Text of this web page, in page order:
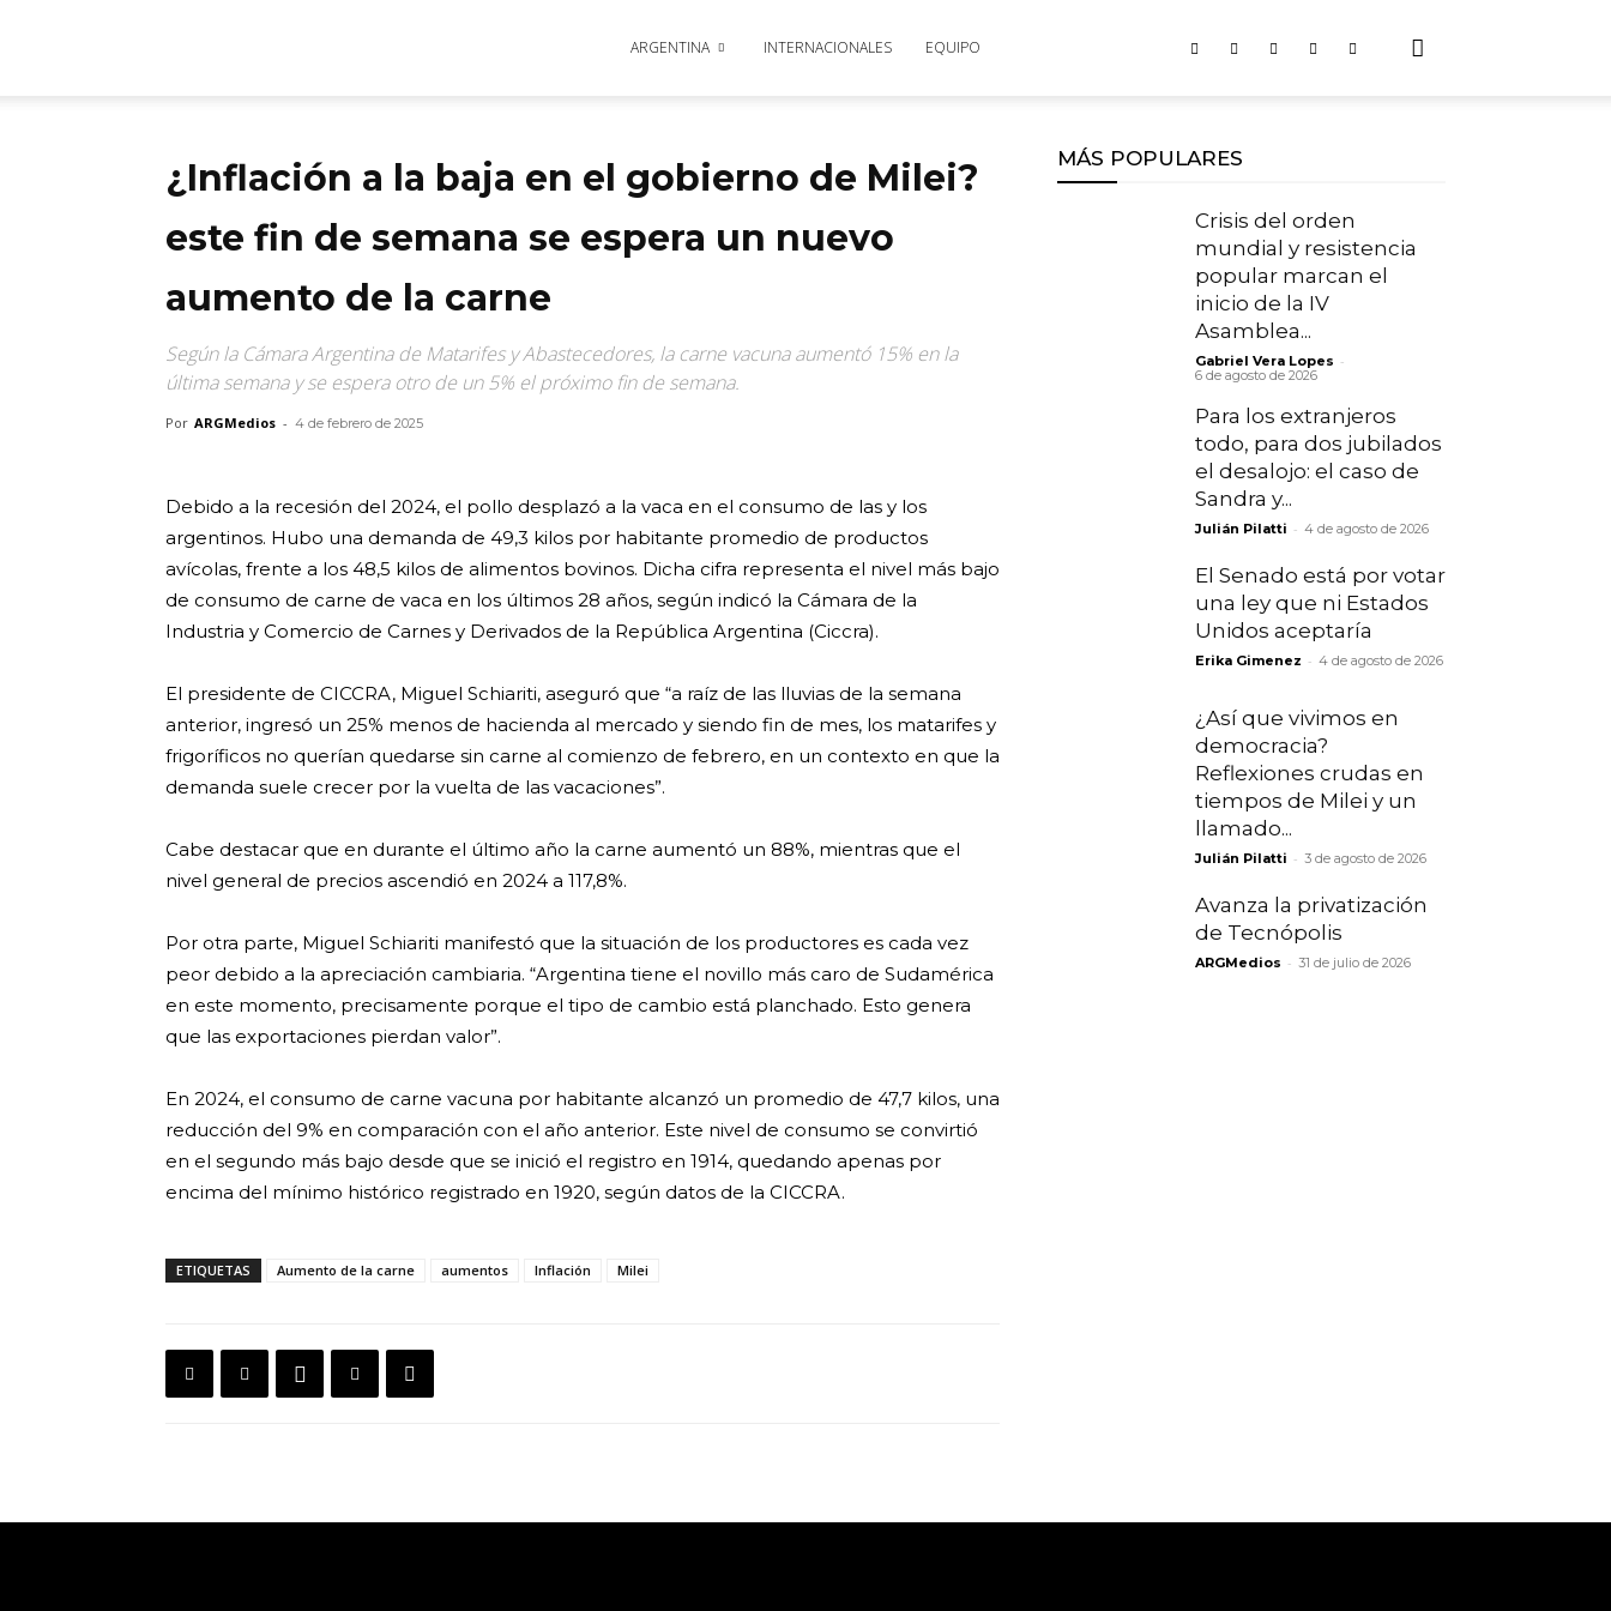
ARGENTINA INTERNACIONALES EQUIPO
¿Inflación a la baja en el gobierno de Milei?
este fin de semana se espera un nuevo
aumento de la carne
Según la Cámara Argentina de Matarifes y Abastecedores, la carne vacuna aumentó 15% en la
última semana y se espera otro de un 5% el próximo fin de semana.
Por ARGMedios - 4 de febrero de 2025
Debido a la recesión del 2024, el pollo desplazó a la vaca en el consumo de las y los
argentinos. Hubo una demanda de 49,3 kilos por habitante promedio de productos
avícolas, frente a los 48,5 kilos de alimentos bovinos. Dicha cifra representa el nivel más bajo
de consumo de carne de vaca en los últimos 28 años, según indicó la Cámara de la
Industria y Comercio de Carnes y Derivados de la República Argentina (Ciccra).
El presidente de CICCRA, Miguel Schiariti, aseguró que “a raíz de las lluvias de la semana
anterior, ingresó un 25% menos de hacienda al mercado y siendo fin de mes, los matarifes y
frigoríficos no querían quedarse sin carne al comienzo de febrero, en un contexto en que la
demanda suele crecer por la vuelta de las vacaciones”.
Cabe destacar que en durante el último año la carne aumentó un 88%, mientras que el
nivel general de precios ascendió en 2024 a 117,8%.
Por otra parte, Miguel Schiariti manifestó que la situación de los productores es cada vez
peor debido a la apreciación cambiaria. “Argentina tiene el novillo más caro de Sudamérica
en este momento, precisamente porque el tipo de cambio está planchado. Esto genera
que las exportaciones pierdan valor”.
En 2024, el consumo de carne vacuna por habitante alcanzó un promedio de 47,7 kilos, una
reducción del 9% en comparación con el año anterior. Este nivel de consumo se convirtió
en el segundo más bajo desde que se inició el registro en 1914, quedando apenas por
encima del mínimo histórico registrado en 1920, según datos de la CICCRA.
ETIQUETAS Aumento de la carne aumentos Inflación Milei
MÁS POPULARES
Crisis del orden
mundial y resistencia
popular marcan el
inicio de la IV
Asamblea...
Gabriel Vera Lopes -
6 de agosto de 2026
Para los extranjeros
todo, para dos jubilados
el desalojo: el caso de
Sandra y...
Julián Pilatti - 4 de agosto de 2026
El Senado está por votar
una ley que ni Estados
Unidos aceptaría
Erika Gimenez - 4 de agosto de 2026
¿Así que vivimos en
democracia?
Reflexiones crudas en
tiempos de Milei y un
llamado...
Julián Pilatti - 3 de agosto de 2026
Avanza la privatización
de Tecnópolis
ARGMedios - 31 de julio de 2026